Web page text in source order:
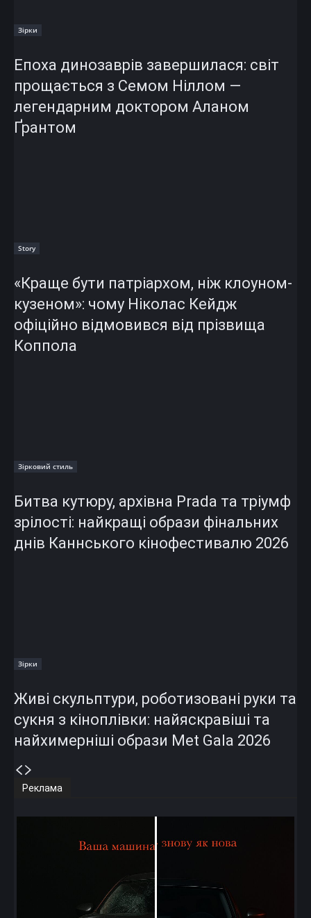
Зірки
Епоха динозаврів завершилася: світ
прощається з Семом Ніллом —
легендарним доктором Аланом
Ґрантом
Story
«Краще бути патріархом, ніж клоуном-
кузеном»: чому Ніколас Кейдж
офіційно відмовився від прізвища
Коппола
Зірковий стиль
Битва кутюру, архівна Prada та тріумф
зрілості: найкращі образи фінальних
днів Каннського кінофестивалю 2026
Зірки
Живі скульптури, роботизовані руки та
сукня з кіноплівки: найяскравіші та
найхимерніші образи Met Gala 2026
Реклама